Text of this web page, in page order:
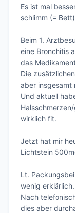
Es ist mal
schlimm (=
Beim 1.
eine Bronchitis
das
Die
aber insgesamt
Und aktuell
wirklich fit.
Jetzt hat mir
Lichtstein
Lt.
wenig erklärlich.
Nach
dies aber